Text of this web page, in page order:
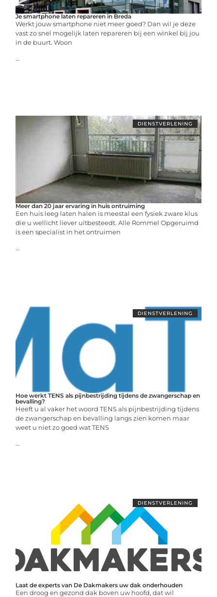
Je smartphone laten repareren in Breda
Werkt jouw smartphone niet meer goed? Dan wil je deze
vast zo snel mogelijk laten repareren bij een winkel bij jou
in de buurt. Woon
...
DIENSTVERLENING
Meer dan 20 jaar ervaring in huis ontruiming
Een huis leeg laten halen is meestal een fysiek zware klus
die u wellicht liever uitbesteedt. Alle Rommel Opgeruimd
is een specialist in het ontruimen
...
DIENSTVERLENING
Hoe werkt TENS als pijnbestrijding tijdens de zwangerschap en
bevalling?
Heeft u al vaker het woord TENS als pijnbestrijding tijdens
de zwangerschap en bevalling langs zien komen maar
weet u niet zo goed wat TENS
...
DIENSTVERLENING
Laat de experts van De Dakmakers uw dak onderhouden
Een droog en gezond dak boven uw hoofd, dat wil